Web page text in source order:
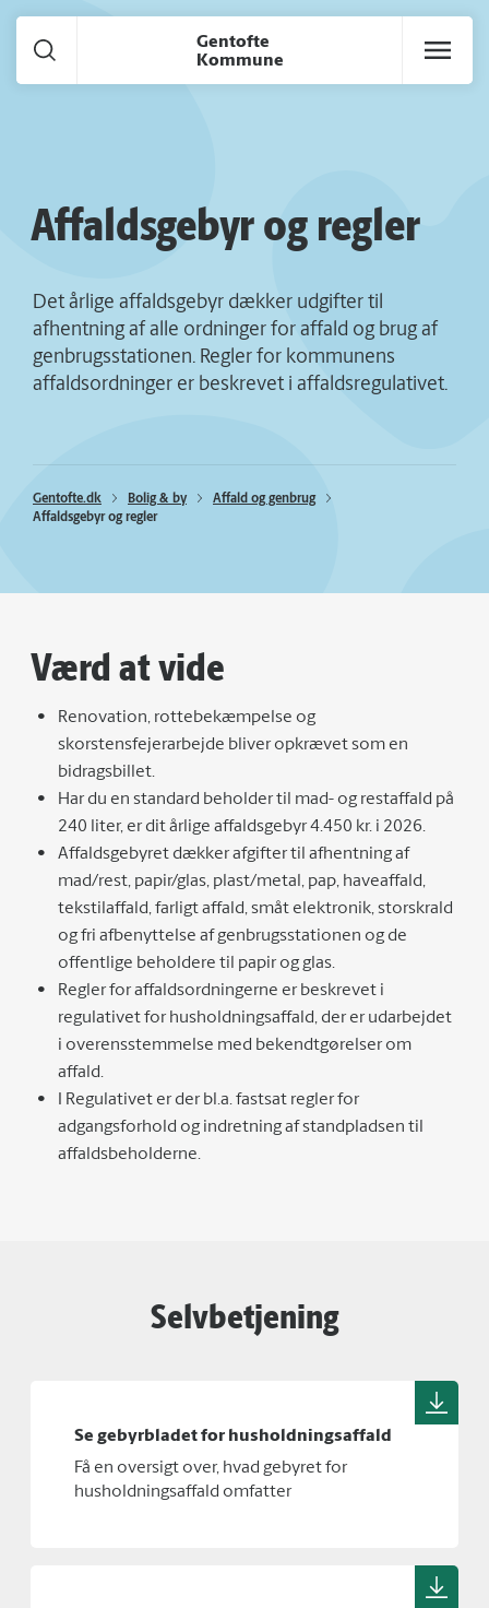
Gentofte
Kommune
Affaldsgebyr og regler
Det årlige affaldsgebyr dækker udgifter til
afhentning af alle ordninger for affald og brug af
genbrugsstationen. Regler for kommunens
affaldsordninger er beskrevet i affaldsregulativet.
Gentofte.dk Bolig & by
Affald og genbrug
Affaldsgebyr og regler
Værd at vide
Renovation, rottebekæmpelse og
skorstensfejerarbejde bliver opkrævet som en
bidragsbillet.
Har du en standard beholder til mad- og restaffald på
240 liter, er dit årlige affaldsgebyr 4.450 kr. i 2026.
Affaldsgebyret dækker afgifter til afhentning af
mad/rest, papir/glas, plast/metal, pap, haveaffald,
tekstilaffald, farligt affald, småt elektronik, storskrald
og fri afbenyttelse af genbrugsstationen og de
offentlige beholdere til papir og glas.
Regler for affaldsordningerne er beskrevet i
regulativet for husholdningsaffald, der er udarbejdet
i overensstemmelse med bekendtgørelser om
affald.
I Regulativet er der bl.a. fastsat regler for
adgangsforhold og indretning af standpladsen til
affaldsbeholderne.
Selvbetjening
Se gebyrbladet for husholdningsaffald
Få en oversigt over, hvad gebyret for
husholdningsaffald omfatter